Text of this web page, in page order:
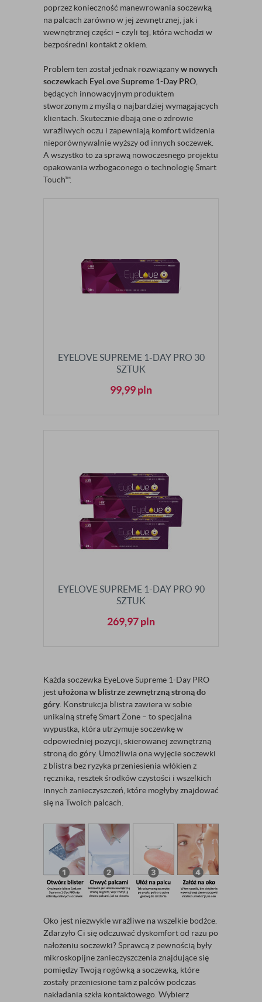
poprzez konieczność manewrowania soczewką
na palcach zarówno w jej zewnętrznej, jak i
wewnętrznej części – czyli tej, która wchodzi w
bezpośredni kontakt z okiem.
Problem ten został jednak rozwiązanyw nowych
soczewkach EyeLove Supreme 1-Day PRO
będących innowacyjnym produktem
stworzonym z myślą o najbardziej wymagających
klientach. Skutecznie dbają one o zdrowie
wrażliwych oczu i zapewniają komfort widzenia
nieporównywalnie wyższy od innych soczewek.
A wszystko to za sprawą nowoczesnego projektu
opakowania wzbogaconego o technologię Smart
Touch​​™.
EYELOVE SUPREME 1-DAY PRO 30
SZTUK
99,99pln
EYELOVE SUPREME 1-DAY PRO 90
SZTUK
269,97pln
Każda soczewka EyeLove Supreme 1-Day PRO
jestułożona w blistrze zewnętrzną stroną do
góry . Konstrukcja blistra zawiera w sobie
unikalną strefę Smart Zone – to specjalna
wypustka, która utrzymuje soczewkę w
odpowiedniej pozycji, skierowanej zewnętrzną
stroną do góry. Umożliwia ona wyjęcie soczewki
z blistra bez ryzyka przeniesienia włókien z
ręcznika, resztek środków czystości i wszelkich
innych zanieczyszczeń, które mogłyby znajdować
się na Twoich palcach.
Oko jest niezwykle wrażliwe na wszelkie bodźce.
Zdarzyło Ci się odczuwać dyskomfort od razu po
nałożeniu soczewki? Sprawcą z pewnością były
mikroskopijne zanieczyszczenia znajdujące się
pomiędzy Twoją rogówką a soczewką, które
zostały przeniesione tam z palców podczas
nakładania szkła kontaktowego. Wybierz